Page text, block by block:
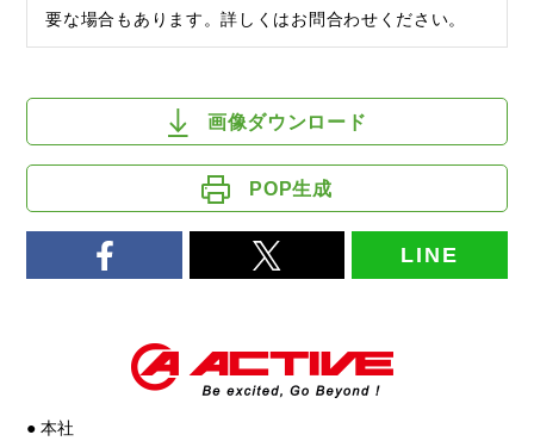
要な場合もあります。詳しくはお問合わせください。
画像ダウンロード
POP生成
LINE
● 本社